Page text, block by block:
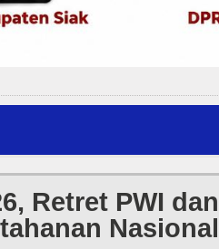
Retret PWI
Nasional